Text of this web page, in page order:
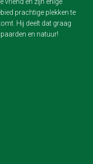
prachtige plekken te
Hij deelt dat graag
en natuur!